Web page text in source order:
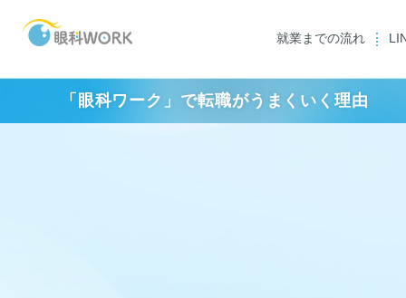
就業までの流れ
「眼科ワーク」で転職がうまくいく理由
スタッフ一覧